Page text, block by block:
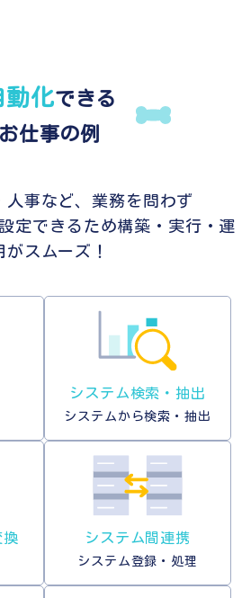
動化できる
お仕事の例
人事など、業務を問わず
定できるため構築・実行・運
がスムーズ！
システム検索・抽出
システムから検索・抽出
換
システム間連携
システム登録・処理